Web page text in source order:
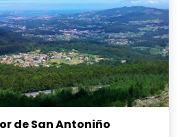
de San Antoniño